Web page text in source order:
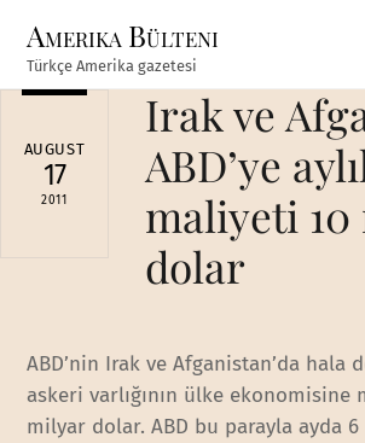
content
Amerika Bülteni
Türkçe Amerika gazetesi
AUGUST
17
2011
Irak ve
ABD’ye
maliyeti
dolar
ABD’nin Irak ve Afganistan’da hala
askeri varlığının ülke ekonomisine
milyar dolar. ABD bu parayla ayda